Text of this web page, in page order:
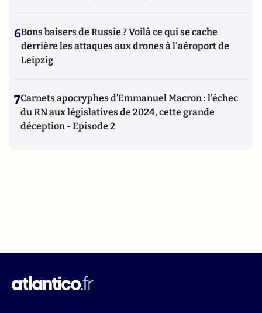
6Bons baisers de Russie ? Voilà ce qui se cache
derrière les attaques aux drones à l'aéroport de
Leipzig
7Carnets apocryphes d’Emmanuel Macron : l’échec
du RN aux législatives de 2024, cette grande
déception - Episode 2